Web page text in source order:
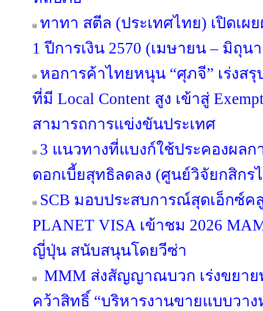
ทาทา สตีล (ประเทศไทย) เปิดเผ
1 ปีการเงิน 2570 (เมษายน – มิถุน
หอการค้าไทยหนุน “ศุภจี” เร่งส
ที่มี Local Content สูง เข้าสู่
สามารถการแข่งขันประเทศ
3 แนวทางที่แบงก์ใช้ประคองผลก
ดอกเบี้ยสุทธิลดลง (ศูนย์วิจัยกสิกร
SCB มอบประสบการณ์สุดเอ็กซ์ค
PLANET VISA เข้าชม 2026
ญี่ปุ่น สนับสนุนโดยวีซ่า
MMM ส่งสัญญาณบวก เร่งขยาย
คว้าสิทธิ์ “บริหารงานขายแบบวา